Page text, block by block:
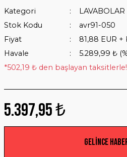
Kategori
LAVABOLAR
Stok Kodu
avr91-050
Fiyat
81,88 EUR +
Havale
5.289,99 ₺
*502,19 ₺ den başlayan
5.397,95 ₺
Gelince